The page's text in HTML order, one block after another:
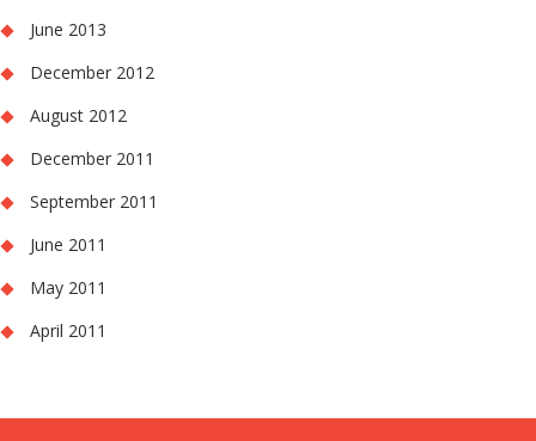
June 2013
December 2012
August 2012
December 2011
September 2011
June 2011
May 2011
April 2011